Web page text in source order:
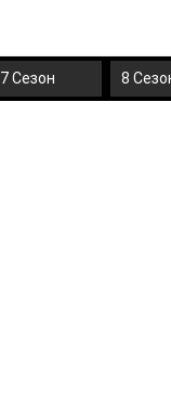
7 Сезон 8